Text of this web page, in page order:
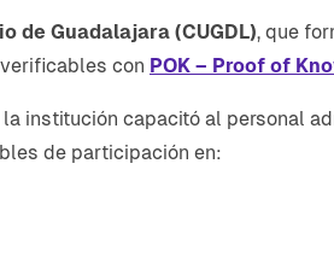
de Guadalajara (CUGDL), que
con POK – Proof of
institución capacitó al personal
de participación en: